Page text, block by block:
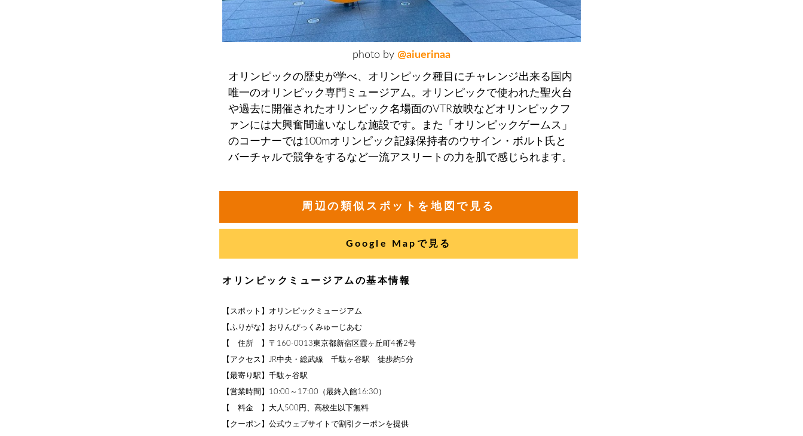
photo by @aiuerinaa
オリンピックの歴史が学べ、オリンピック種目にチャレンジ出来る国内
唯一のオリンピック専門ミュージアム。オリンピックで使われた聖火台
や過去に開催されたオリンピック名場面のVTR放映などオリンピックフ
ァンには大興奮間違いなしな施設です。また「オリンピックゲームス」
のコーナーでは100mオリンピック記録保持者のウサイン・ボルト氏と
バーチャルで競争をするなど一流アスリートの力を肌で感じられます。
周辺の類似スポットを地図で見る
Google Mapで見る
オリンピックミュージアムの基本情報
【スポット】オリンピックミュージアム
【ふりがな】おりんぴっくみゅーじあむ
【 住所 】〒160-0013東京都新宿区霞ヶ丘町4番2号
【アクセス】JR中央・総武線 千駄ヶ谷駅 徒歩約5分
【最寄り駅】千駄ヶ谷駅
【営業時間】10:00～17:00（最終入館16:30）
【 料金 】大人500円、高校生以下無料
【クーポン】公式ウェブサイトで割引クーポンを提供